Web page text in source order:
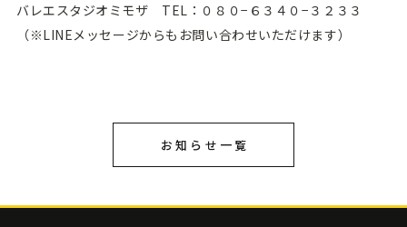
バレエスタジオミモザ TEL：０８０−６３４０−３２３３
（※LINEメッセージからもお問い合わせいただけます）
お知らせ一覧